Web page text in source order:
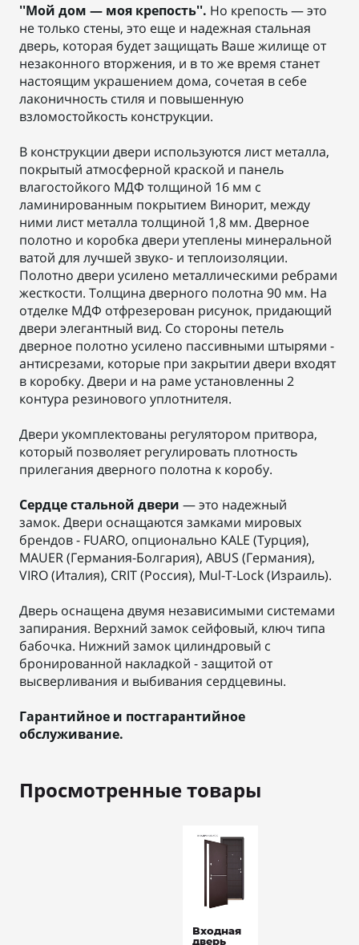
''Мой дом — моя крепость''. Но крепость — это
не только стены, это еще и надежная стальная
дверь, которая будет защищать Ваше жилище от
незаконного вторжения, и в то же время станет
настоящим украшением дома, сочетая в себе
лаконичность стиля и повышенную
взломостойкость конструкции.
В конструкции двери используются лист металла,
покрытый атмосферной краской и панель
влагостойкого МДФ толщиной 16 мм с
ламинированным покрытием Винорит, между
ними лист металла толщиной 1,8 мм. Дверное
полотно и коробка двери утеплены минеральной
ватой для лучшей звуко- и теплоизоляции.
Полотно двери усилено металлическими ребрами
жесткости. Толщина дверного полотна 90 мм. На
отделке МДФ отфрезерован рисунок, придающий
двери элегантный вид. Со стороны петель
дверное полотно усилено пассивными штырями -
антисрезами, которые при закрытии двери входят
в коробку. Двери и на раме установленны 2
контура резинового уплотнителя.
Двери укомплектованы регулятором притвора,
который позволяет регулировать плотность
прилегания дверного полотна к коробу.
Сердце стальной двери— это надежный
замок. Двери оснащаются замками мировых
брендов - FUARO, опционально KALE (Турция),
MAUER (Германия-Болгария), ABUS (Германия),
VIRO (Италия), CRIT (Россия), Mul-T-Lock (Израиль).
Дверь оснащена двумя независимыми системами
запирания. Верхний замок сейфовый, ключ типа
бабочка. Нижний замок цилиндровый с
бронированной накладкой - защитой от
высверливания и выбивания сердцевины.
Гарантийное и постгарантийное
обслуживание.
Просмотренные товары
Входная
дверь